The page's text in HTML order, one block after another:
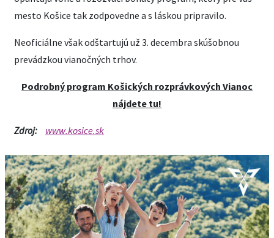
mesto Košice tak zodpovedne a s láskou pripravilo.
Neoficiálne však odštartujú už 3. decembra skúšobnou
prevádzkou vianočných trhov.
Podrobný program Košických rozprávkových Vianoc
nájdete tu!
Zdroj: www.kosice.sk